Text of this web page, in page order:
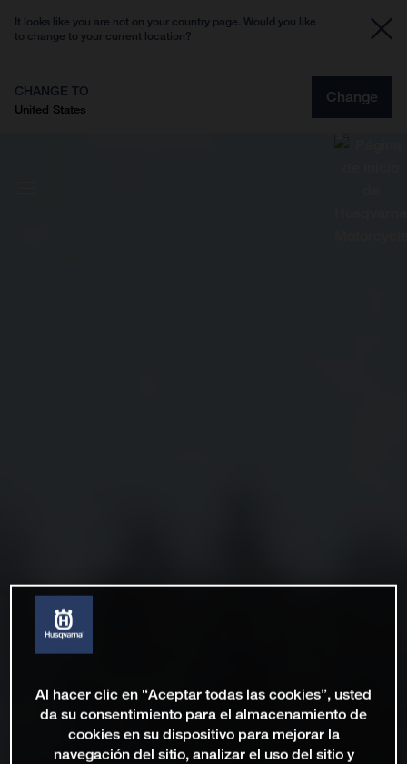
It looks like you are not on your country page. Would you like
to change to your current location?
CHANGE TO
United States
Change
Al hacer clic en “Aceptar todas las cookies”, usted
da su consentimiento para el almacenamiento de
cookies en su dispositivo para mejorar la
navegación del sitio, analizar el uso del sitio y